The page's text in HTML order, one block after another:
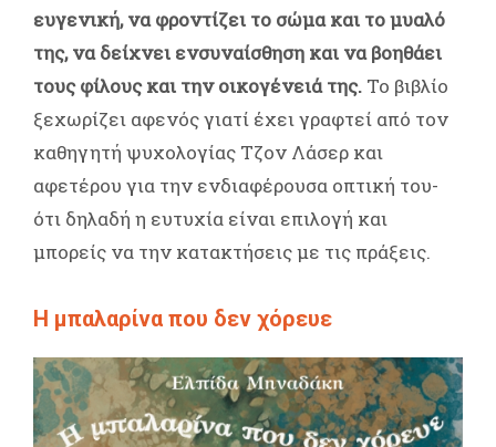
ευγενική, να φροντίζει το σώμα και το μυαλό
της, να δείχνει ενσυναίσθηση και να βοηθάει
τους φίλους και την οικογένειά της. Το βιβλίο
ξεχωρίζει αφενός γιατί έχει γραφτεί από τον
καθηγητή ψυχολογίας Τζον Λάσερ και
αφετέρου για την ενδιαφέρουσα οπτική του-
ότι δηλαδή η ευτυχία είναι επιλογή και
μπορείς να την κατακτήσεις με τις πράξεις.
Η μπαλαρίνα που δεν χόρευε